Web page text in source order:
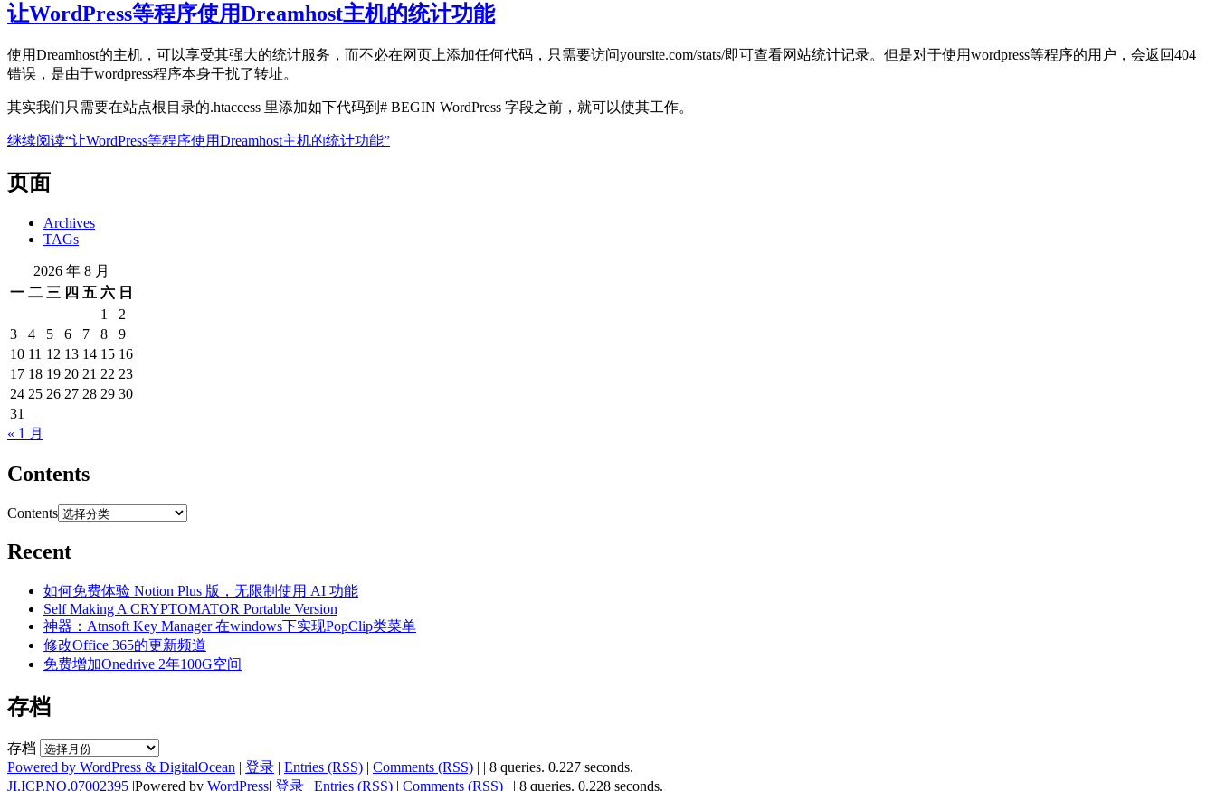
让WordPress等程序使用Dreamhost主机的统计功能
使用Dreamhost的主机，可以享受其强大的统计服务，而不必在网页上添加任何代码，只需要访问yoursite.com/stats/即可查看网站统计记录。但是对于使用wordpress等程序的用户，会返回404
错误，是由于wordpress程序本身干扰了转址。
其实我们只需要在站点根目录的.htaccess 里添加如下代码到# BEGIN WordPress 字段之前，就可以使其工作。
继续阅读“让WordPress等程序使用Dreamhost主机的统计功能”
页面
Archives
TAGs
2026 年 8 月
一 二 三 四 五 六 日
1
2
3
4 5 6 7 8
9
10 11 12 13 14 15 16
17 18 19 20 21 22 23
24 25 26 27 28 29 30
31
« 1 月
Contents
Contents
Recent
如何免费体验 Notion Plus 版，无限制使用 AI 功能
Self Making A CRYPTOMATOR Portable Version
神器：Atnsoft Key Manager 在windows下实现PopClip类菜单
修改Office 365的更新频道
免费增加Onedrive 2年100G空间
存档
存档
Powered by WordPress & DigitalOcean | 登录 | Entries (RSS) | Comments (RSS) | | 8 queries. 0.227 seconds.
JI.ICP.NO.07002395 |Powered by WordPress| 登录 | Entries (RSS) | Comments (RSS) | | 8 queries. 0.228 seconds.